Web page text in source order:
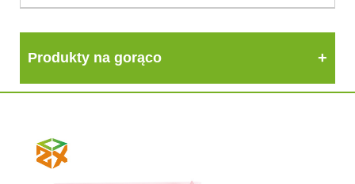
Produkty na gorąco